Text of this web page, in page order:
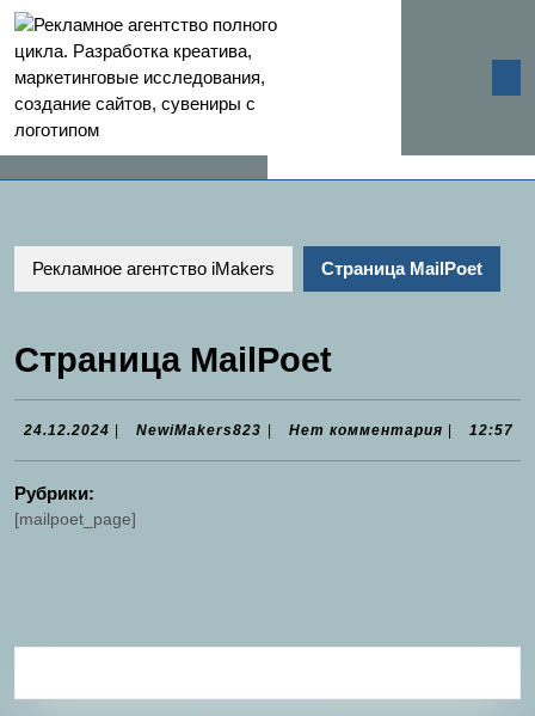
Перейти
содержимому
Рекламное агентство iMakers Страница MailPoet
Страница MailPoet
24.12.2024 24.12.2024
NewiMakers823 NewiMakers823
Нет комментария 12:57
Рубрики:
[mailpoet_page]